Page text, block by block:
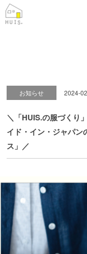
お知らせ 2024-
＼「HUIS.の服づくり
イド・イン・ジャパン
ス」／